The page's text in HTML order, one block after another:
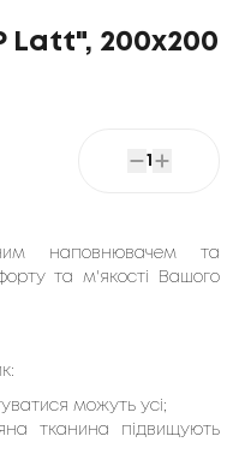
Latt", 200x200
1
наповнювачем та
та м'якості Вашого
можуть усі;
тканина підвищують